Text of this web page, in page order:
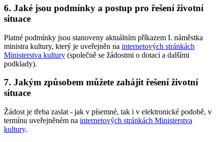
6. Jaké jsou podmínky a postup pro řešení životní
situace
Platné podmínky jsou stanoveny aktuálním příkazem I. náměstka
ministra kultury, který je uveřejněn na internetových stránkách
Ministerstva kultury (společně se žádostmi o dotaci a dalšími
podklady).
7. Jakým způsobem můžete zahájit řešení životní
situace
Žádost je třeba zaslat - jak v písemné, tak i v elektronické podobě, v
termínu uveřejněném na internetových stránkách Ministerstva
kultury.